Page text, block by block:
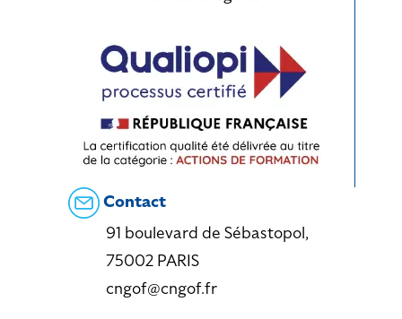
Contact
91 boulevard de Sébastopol,
75002 PARIS
cngof@cngof.fr